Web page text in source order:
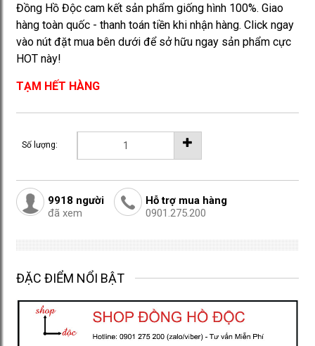
Đồng Hồ Độc cam kết sản phẩm giống hình 100%. Giao
hàng toàn quốc - thanh toán tiền khi nhận hàng. Click ngay
vào nút đặt mua bên dưới để sở hữu ngay sản phẩm cực
HOT này!
TẠM HẾT HÀNG
Số lượng:
9918 người
đã xem
Hỗ trợ mua hàng
0901.275.200
ĐẶC ĐIỂM NỔI BẬT